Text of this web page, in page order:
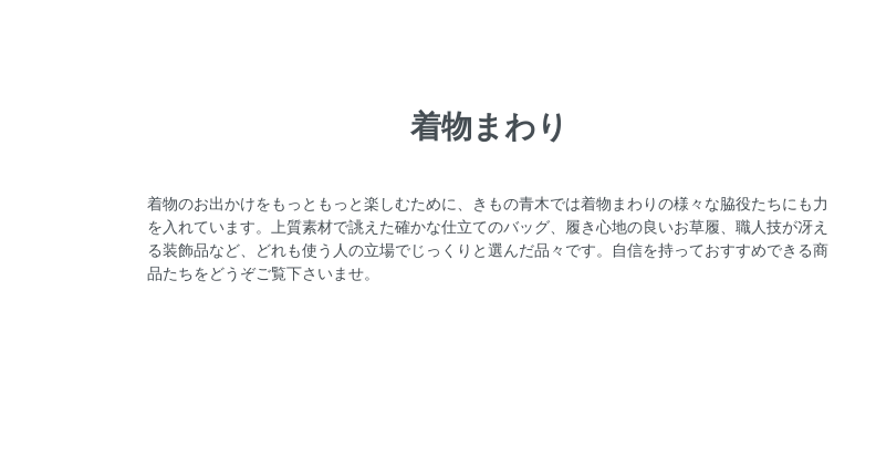
着物まわり
着物のお出かけをもっともっと楽しむために、きもの青木では着物まわりの様々な脇役たちにも力
を入れています。上質素材で誂えた確かな仕立てのバッグ、履き心地の良いお草履、職人技が冴え
る装飾品など、どれも使う人の立場でじっくりと選んだ品々です。自信を持っておすすめできる商
品たちをどうぞご覧下さいませ。